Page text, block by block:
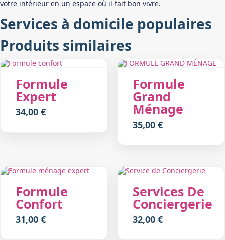
votre intérieur en un espace où il fait bon vivre.
Services à domicile populaires
Produits similaires
Formule
Expert
34,00 €
Formule
Grand
Ménage
35,00 €
Formule
Confort
31,00 €
Services De
Conciergerie
32,00 €